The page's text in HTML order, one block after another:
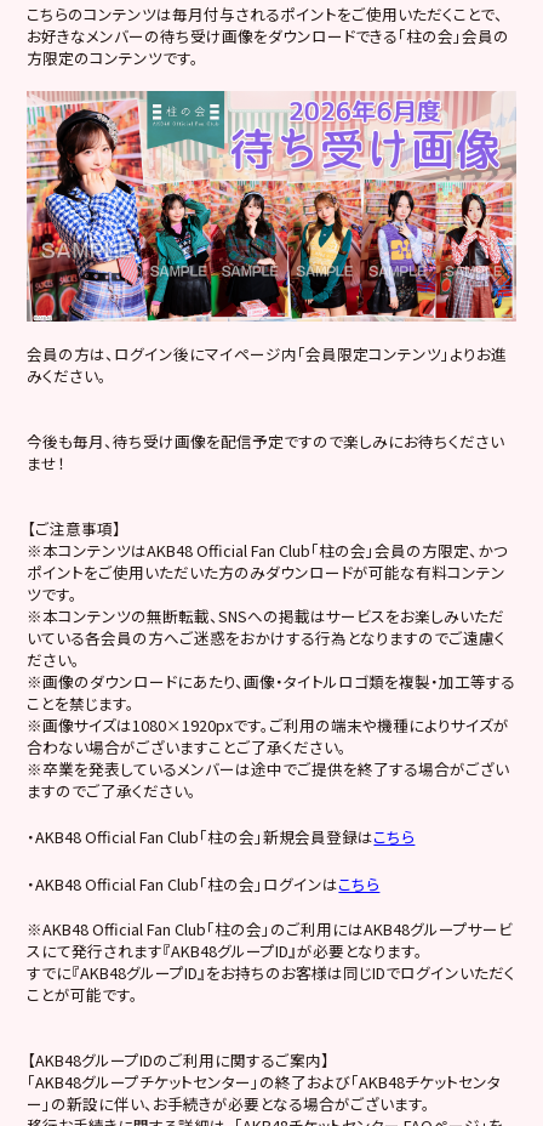
こちらのコンテンツは毎月付与されるポイントをご使用いただくことで、
お好きなメンバーの待ち受け画像をダウンロードできる「柱の会」会員の
方限定のコンテンツです。
会員の方は、ログイン後にマイページ内「会員限定コンテンツ」よりお進
みください。
今後も毎月、待ち受け画像を配信予定ですので楽しみにお待ちください
ませ！
【ご注意事項】
※本コンテンツはAKB48 Official Fan Club「柱の会」会員の方限定、かつ
ポイントをご使用いただいた方のみダウンロードが可能な有料コンテン
ツです。
※本コンテンツの無断転載、SNSへの掲載はサービスをお楽しみいただ
いている各会員の方へご迷惑をおかけする行為となりますのでご遠慮く
ださい。
※画像のダウンロードにあたり、画像・タイトルロゴ類を複製・加工等する
ことを禁じます。
※画像サイズは1080×1920pxです。ご利用の端末や機種によりサイズが
合わない場合がございますことご了承ください。
※卒業を発表しているメンバーは途中でご提供を終了する場合がござい
ますのでご了承ください。
・AKB48 Official Fan Club「柱の会」新規会員登録はこちら
・AKB48 Official Fan Club「柱の会」ログインはこちら
※AKB48 Official Fan Club「柱の会」のご利用にはAKB48グループサービ
スにて発行されます『AKB48グループID』が必要となります。
すでに『AKB48グループID』をお持ちのお客様は同じIDでログインいただく
ことが可能です。
【AKB48グループIDのご利用に関するご案内】
「AKB48グループチケットセンター」の終了および「AKB48チケットセンタ
ー」の新設に伴い、お手続きが必要となる場合がございます。